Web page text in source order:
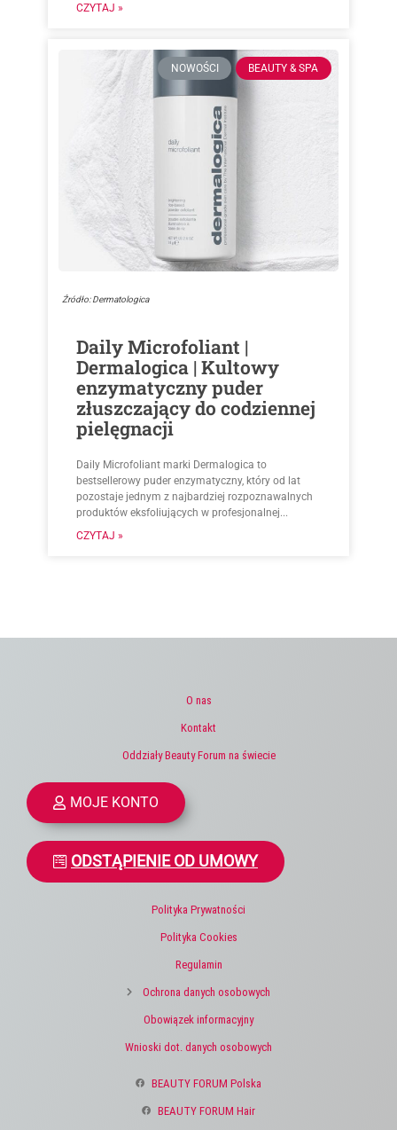
CZYTAJ »
NOWOŚCI BEAUTY & SPA
Źródło: Dermatologica
Daily Microfoliant |
Dermalogica | Kultowy
enzymatyczny puder
złuszczający do codziennej
pielęgnacji
Daily Microfoliant marki Dermalogica to
bestsellerowy puder enzymatyczny, który od lat
pozostaje jednym z najbardziej rozpoznawalnych
produktów eksfoliujących w profesjonalnej...
CZYTAJ »
O nas
Kontakt
Oddziały Beauty Forum na świecie
MOJE KONTO
ODSTĄPIENIE OD UMOWY
Polityka Prywatności
Polityka Cookies
Regulamin
Ochrona danych osobowych
Obowiązek informacyjny
Wnioski dot. danych osobowych
BEAUTY FORUM Polska
BEAUTY FORUM Hair